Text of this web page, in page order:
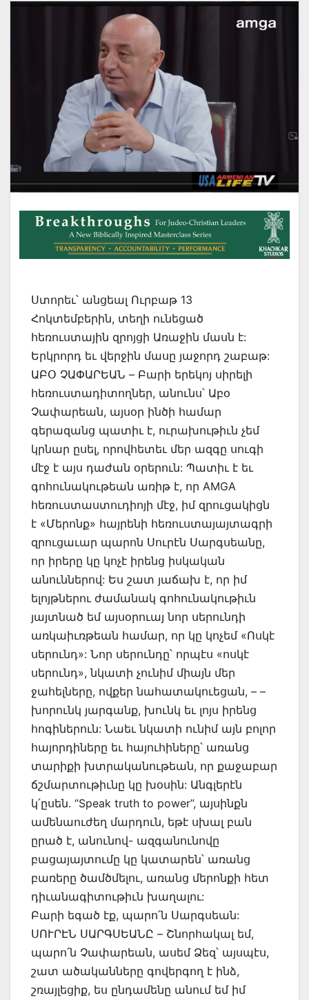
Ստորեւ՝ անցեալ Ուրբաթ 13
Հոկտեմբերին, տեղի ունեցած
հեռուստային զրոյցի Առաջին մասն է:
Երկրորդ եւ վերջին մասը յաջորդ շաբաթ:
ԱԲՕ ՉԱՓԱՐԵԱՆ – Բարի երեկոյ սիրելի
հեռուստադիտողներ, անունս՝ Աբօ
Չափարեան, այսօր ինծի համար
գերազանց պատիւ է, ուրախութիւն չեմ
կրնար ըսել, որովհետեւ մեր ազգը սուգի
մէջ է այս դաժան օրերուն: Պատիւ է եւ
գոհունակութեան առիթ է, որ AMGA
հեռուստաստուդիոյի մէջ, իմ զրուցակիցն
է «Մերոնք» հայրենի հեռուստայայտագրի
զրուցաւար պարոն Սուրէն Սարգսեանը,
որ իրերը կը կոչէ իրենց իսկական
անուններով: Ես շատ յաճախ է, որ իմ
ելոյթներու ժամանակ գոհունակութիւն
յայտնած եմ այսօրուայ նոր սերունդի
առկաիւռթեան համար, որ կը կոչեմ «Ոսկէ
սերունդ»: Նոր սերունդը՝ որպէս «ոսկէ
սերունդ», նկատի չունիմ միայն մեր
ջահելները, ովքեր նահատակուեցան, – –
խորունկ յարգանք, խունկ եւ լոյս իրենց
հոգիներուն: Նաեւ նկատի ունիմ այն բոլոր
հայորդիները եւ հայուհիները՝ առանց
տարիքի խտրականութեան, որ քաջաբար
ճշմարտութիւնը կը խօսին: Անգլերէն
կ՛ըսեն. “Speak truth to power”, այսինքն
ամենաուժեղ մարդուն, եթէ սխալ բան
ըրած է, անունով- ազգանունովը
բացայայտումը կը կատարեն՝ առանց
բառերը ծամծմելու, առանց մերոնքի հետ
դիւանագիտութիւն խաղալու:
Բարի եգած էք, պարո՛ն Սարգսեան:
ՍՈՒՐԷՆ ՍԱՐԳՍԵԱՆԸ – Շնորհակալ եմ,
պարո՛ն Չափարեան, ասեմ Ձեզ՝ այսպէս,
շատ ածականները գովերգող է ինձ,
շռայլեցիք, ես ընդամենը անում եմ իմ